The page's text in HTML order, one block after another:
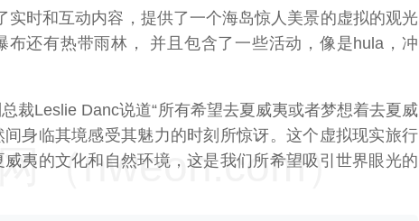
实时和互动内容，提供了一个海岛惊人美景的虚拟的观光
布还有热带雨林， 并且包含了一些活动，像是hula，冲
裁Leslie Danc说道“所有希望去夏威夷或者梦想着去夏威
身临其境感受其魅力的时刻所惊讶。这个虚拟现实旅行
夷的文化和自然环境，这是我们所希望吸引世界眼光的
（nweon.com）